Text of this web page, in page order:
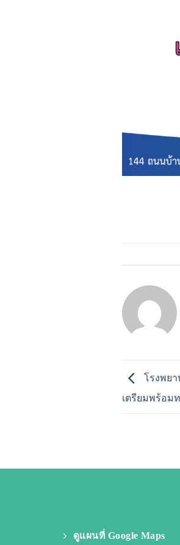
โรงพย
เตรียมพร้อม
ดูแผนที่ Google Maps